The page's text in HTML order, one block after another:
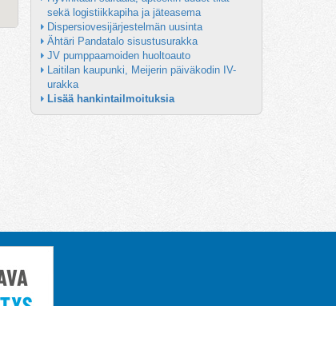
sekä logistiikkapiha ja jäteasema
Dispersiovesijärjestelmän uusinta
Ähtäri Pandatalo sisustusurakka
JV pumppaamoiden huoltoauto
Laitilan kaupunki, Meijerin päiväkodin IV-
urakka
Lisää hankintailmoituksia